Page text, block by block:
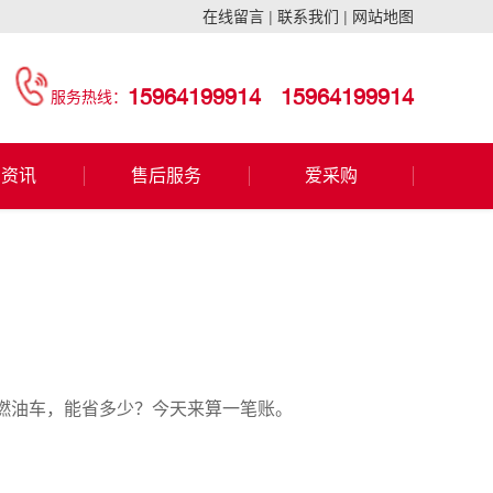
在线留言 | 联系我们 | 网站地图
服务热线： 15964199914 15964199914
讯 售后服务 爱采购
车，能省多少？今天来算一笔账。